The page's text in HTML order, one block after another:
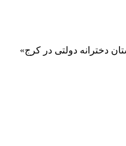
دخترانه دولتی در کرج»